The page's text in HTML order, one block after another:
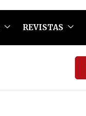
REVISTAS